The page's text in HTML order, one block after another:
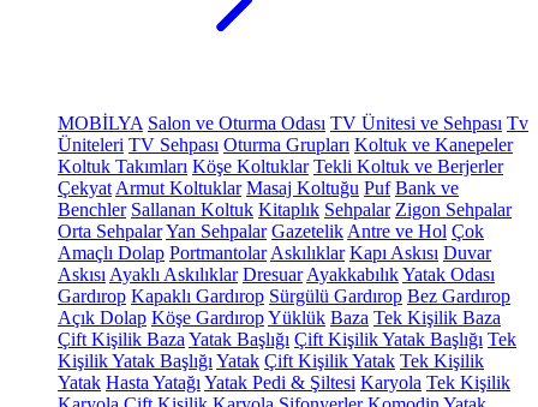
MOBİLYA Salon ve Oturma Odası TV Ünitesi ve Sehpası Tv
Üniteleri TV Sehpası Oturma Grupları Koltuk ve Kanepeler
Koltuk Takımları Köşe Koltuklar Tekli Koltuk ve Berjerler
Çekyat Armut Koltuklar Masaj Koltuğu Puf Bank ve
Benchler Sallanan Koltuk Kitaplık Sehpalar Zigon Sehpalar
Orta SehpalarYan Sehpalar Gazetelik Antre ve Hol Çok
Amaçlı Dolap Portmantolar Askılıklar Kapı Askısı Duvar
Askısı Ayaklı Askılıklar Dresuar AyakkabılıkYatak Odası
Gardırop Kapaklı Gardırop Sürgülü Gardırop Bez Gardırop
Açık Dolap Köşe GardıropYüklük Baza Tek Kişilik Baza
Çift Kişilik Baza Yatak Başlığı Çift Kişilik Yatak Başlığı Tek
Kişilik Yatak Başlığı Yatak Çift Kişilik Yatak Tek Kişilik
Yatak Hasta Yatağı Yatak Pedi & Şiltesi Karyola Tek Kişilik